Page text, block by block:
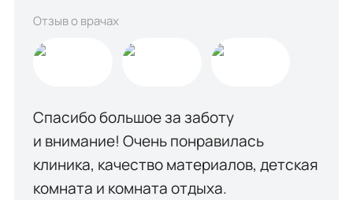
Отзыв о врачах
Спасибо большое за заботу
и внимание! Очень понравилась
клиника, качество материалов, детская
комната и комната отдыха.